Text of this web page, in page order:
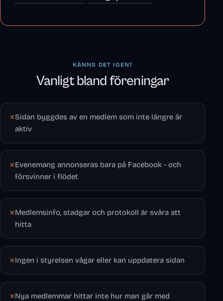
KÄNNS DET IGEN?
Vanligt bland föreningar
Sidan byggdes av en medlem som inte längre är
aktiv
Evenemang annonseras bara på Facebook - och
försvinner i flödet
Medlemsinfo, stadgar och protokoll är svåra att
hitta
Ingen i styrelsen vågar eller kan uppdatera sidan
Nya medlemmar hittar inte hur man går med